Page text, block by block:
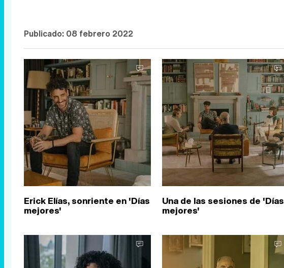
Publicado: 08 febrero 2022
Erick Elías, sonriente en 'Días
mejores'
Una de las sesiones de 'Días
mejores'